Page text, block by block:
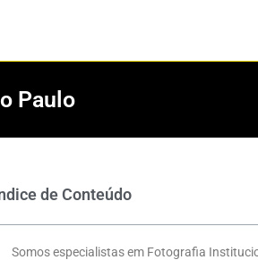
Paulo
de Conteúdo
Somos especialistas em Fotografia